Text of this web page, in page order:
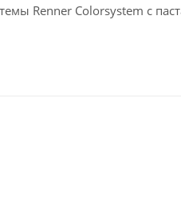
Renner Colorsystem с